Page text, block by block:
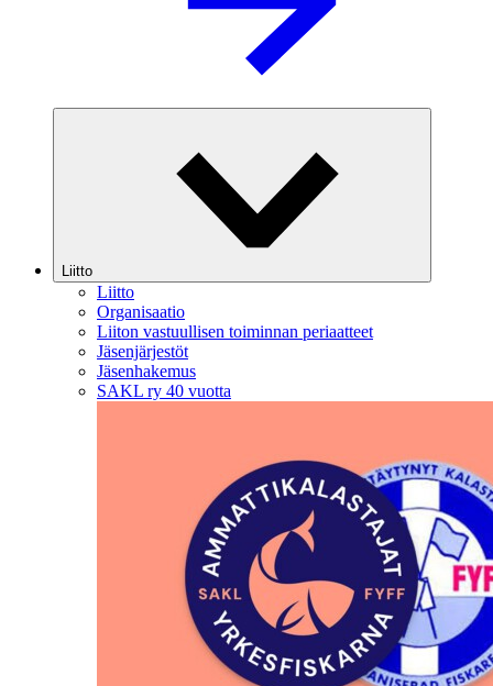
Liitto
Liitto
Organisaatio
Liiton vastuullisen toiminnan periaatteet
Jäsenjärjestöt
Jäsenhakemus
SAKL ry 40 vuotta